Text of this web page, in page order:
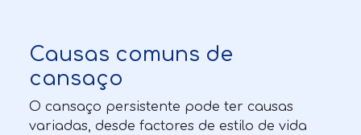
Causas comuns de
cansaço
O cansaço persistente pode ter causas
variadas, desde factores de estilo de vida